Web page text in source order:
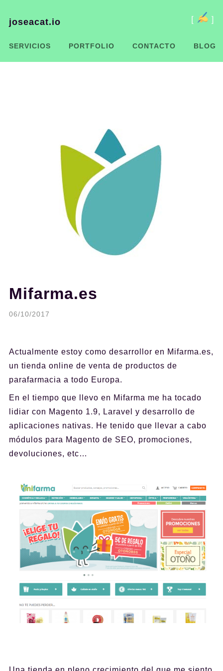
joseacat.io
SERVICIOS PORTFOLIO CONTACTO BLOG
Mifarma.es
06/10/2017
Actualmente estoy como desarrollor en Mifarma.es,
un tienda online de venta de productos de
parafarmacia a todo Europa.
En el tiempo que llevo en Mifarma me ha tocado
lidiar con Magento 1.9, Laravel y desarrollo de
aplicaciones nativas. He tenido que llevar a cabo
módulos para Magento de SEO, promociones,
devoluciones, etc…